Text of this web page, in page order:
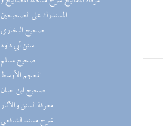
(9) المستدرك على الصحيحين
(9) صحيح البخاري
(9) سنن أبي داود
(9) صحيح مسلم
(8) المعجم الأوسط
(8) صحيح ابن حبان
(8) معرفة السنن والآثار
(8) شرح مسند الشافعي